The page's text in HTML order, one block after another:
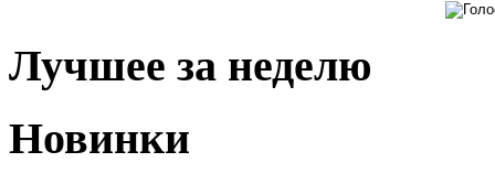
Лучшее за неделю
Новинки